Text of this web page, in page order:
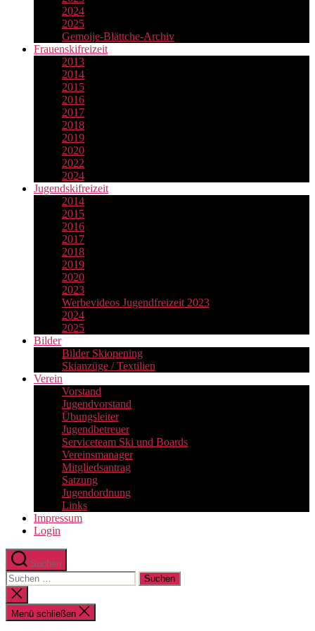
2024
2025
Gemoije-Blättche-Archiv
Frauenskifreizeit
2013
2014
2015
2016
2017
2018
2019
2020
2022
2024
Jugendskifreizeit
2014
2015
2016
2017
2018
2019
2020
2023
Werbevideos Jugendfreizeit 2023
2024
2025
Bilder
Bilder Skiopening
Skianzüge / Textilien
Verein
Vorstand
Jugendvorstand
Übungsleiter
Jugendbetreuer
Serviceteam Ski und Boards
Vereinsmanager
Mitgliedsantrag
Satzung
Jugendordnung
Links
Impressum
Login
Suchen
Suchen
nach:
Suche
schließen
Menü schließen